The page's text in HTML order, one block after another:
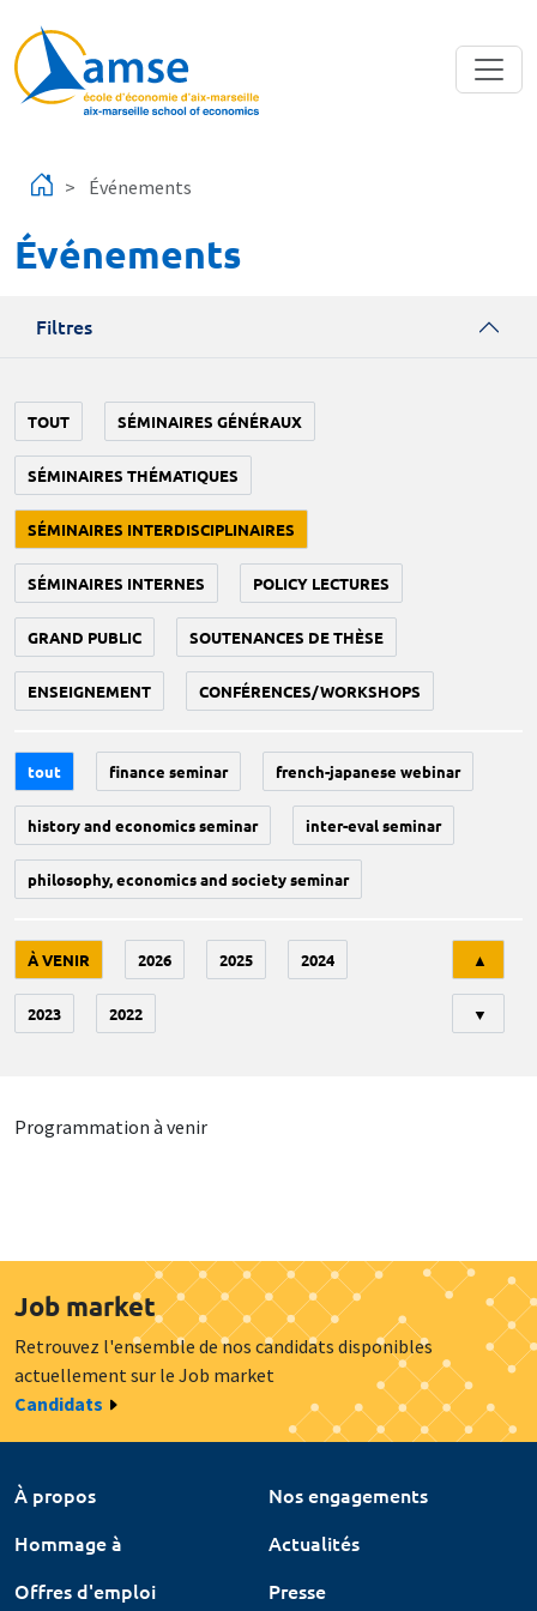
Événements
Événements
Filtres
TOUT SÉMINAIRES GÉNÉRAUX
SÉMINAIRES THÉMATIQUES
SÉMINAIRES INTERDISCIPLINAIRES
SÉMINAIRES INTERNES POLICY LECTURES
GRAND PUBLIC SOUTENANCES DE THÈSE
ENSEIGNEMENT CONFÉRENCES/WORKSHOPS
tout finance seminar french-japanese webinar
history and economics seminar inter-eval seminar
philosophy, economics and society seminar
À VENIR 2026 2025 2024
2023 2022
▲
▼
Programmation à venir
Job market
Retrouvez l'ensemble de nos candidats disponibles
actuellement sur le Job market
Candidats
À propos
Nos engagements
Hommage à
Actualités
Offres d'emploi
Presse